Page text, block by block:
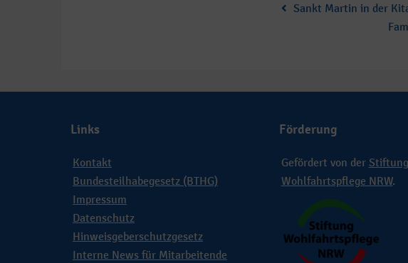
:
Sankt Martin in der
Links
Kontakt
Bundesteilhabegesetz (BTHG)
Impressum
Datenschutz
Hinweisgeberschutzgesetz
Interne News für Mitarbeitende
Förderung
Gefördert von der Stiftung
Wohlfahrtspflege NRW.